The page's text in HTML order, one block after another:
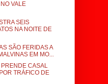
VALE
SEIS
NA NOITE DE
SÃO FERIDAS A
EM MO...
PRENDE CASAL
TRÁFICO DE